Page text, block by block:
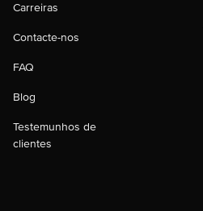
Carreiras
Contacte-nos
FAQ
Blog
Testemunhos de
clientes